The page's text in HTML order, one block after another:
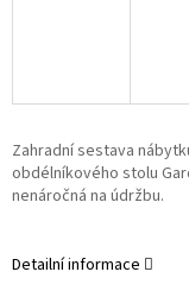
Zahradní sestava
obdélníkového stolu
nenáročná na údržbu.
Detailní informace